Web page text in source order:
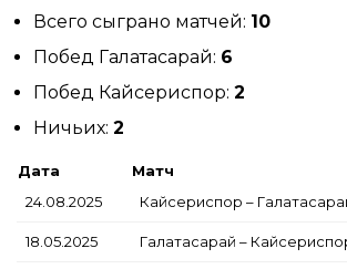
Всего сыграно матчей: 10
Побед Галатасарай: 6
Побед Кайсериспор: 2
Ничьих: 2
Дата Матч
24.08.2025
Кайсериспор –
18.05.2025 Галатасарай –